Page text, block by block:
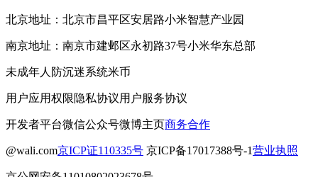
北京地址：北京市昌平区安居路小米智慧产业园
南京地址：南京市建邺区永初路37号小米华东总部
未成年人防沉迷系统米币
用户应用权限隐私协议用户服务协议
开发者平台微信公众号微博主页商务合作
@wali.com京ICP证110335号 京ICP备17017388号-1营业执照